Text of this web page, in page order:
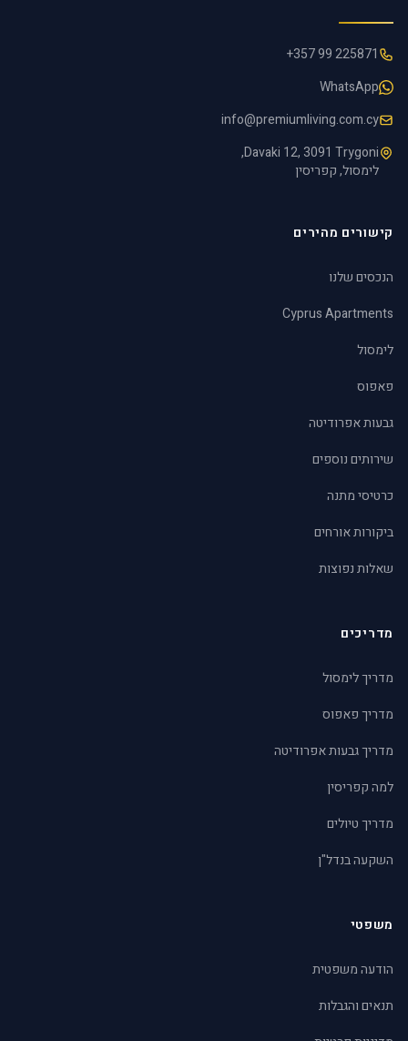
+357 99 225871
WhatsApp
info@premiumliving.com.cy
Davaki 12, 3091 Trygoni,
לימסול, קפריסין
קישורים מהירים
הנכסים שלנו
Cyprus Apartments
לימסול
פאפוס
גבעות אפרודיטה
שירותים נוספים
כרטיסי מתנה
ביקורות אורחים
שאלות נפוצות
מדריכים
מדריך לימסול
מדריך פאפוס
מדריך גבעות אפרודיטה
למה קפריסין
מדריך טיולים
השקעה בנדל"ן
משפטי
הודעה משפטית
תנאים והגבלות